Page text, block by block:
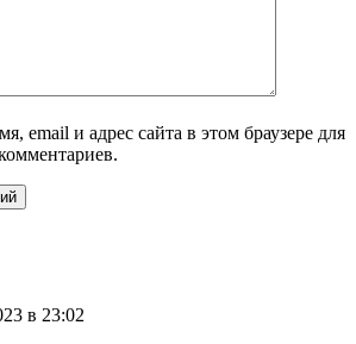
email и адрес сайта в этом браузере для
в 23:02